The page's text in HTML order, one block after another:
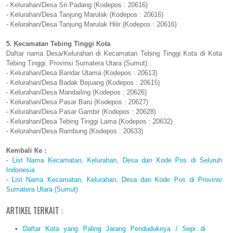
- Kelurahan/Desa Sri Padang (Kodepos : 20616)
- Kelurahan/Desa Tanjung Marulak (Kodepos : 20616)
- Kelurahan/Desa Tanjung Marulak Hilir (Kodepos : 20616)
5. Kecamatan Tebing Tinggi Kota
Daftar nama Desa/Kelurahan di Kecamatan Tebing Tinggi Kota di Kota
Tebing Tinggi, Provinsi Sumatera Utara (Sumut) :
- Kelurahan/Desa Bandar Utama (Kodepos : 20613)
- Kelurahan/Desa Badak Bejuang (Kodepos : 20615)
- Kelurahan/Desa Mandailing (Kodepos : 20626)
- Kelurahan/Desa Pasar Baru (Kodepos : 20627)
- Kelurahan/Desa Pasar Gambir (Kodepos : 20628)
- Kelurahan/Desa Tebing Tinggi Lama (Kodepos : 20632)
- Kelurahan/Desa Rambung (Kodepos : 20633)
Kembali Ke :
-
List Nama Kecamatan, Kelurahan, Desa dan Kode Pos di Seluruh
Indonesia
- List Nama Kecamatan, Kelurahan, Desa dan Kode Pos di Provinsi
Sumatera Utara (Sumut)
ARTIKEL TERKAIT :
Daftar Kota yang Paling Jarang Penduduknya / Sepi di